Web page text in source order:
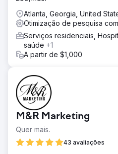
Atlanta, Georgia, United
Otimização de pesquisa com
Serviços residenciais,
saúde +1
A partir de $1,000
M&R Marketing
Quer mais.
43 avaliações